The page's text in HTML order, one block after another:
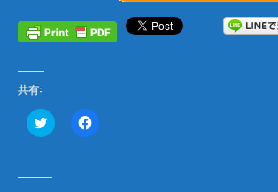
共有:
ク
リ
て
F
a